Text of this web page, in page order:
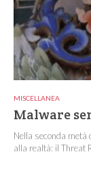
MISCELLANEA
Malware
Nella seconda
alla realtà: il Threat